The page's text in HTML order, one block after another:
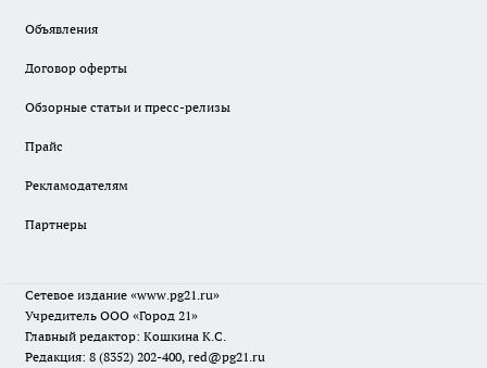
Объявления
Договор оферты
Обзорные статьи и пресс-релизы
Прайс
Рекламодателям
Партнеры
Сетевое издание «www.pg21.ru»
Учредитель ООО «Город 21»
Главный редактор: Кошкина К.С.
Редакция: 8 (8352) 202-400, red@pg21.ru